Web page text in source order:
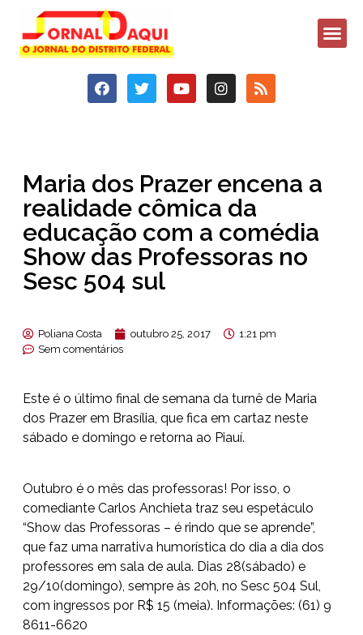
Maria dos Prazer encena a
realidade cômica da
educação com a comédia
Show das Professoras no
Sesc 504 sul
Poliana Costa outubro 25, 2017
1:21 pm
Sem comentários
Este é o último final de semana da turnê de Maria
dos Prazer em Brasília, que fica em cartaz neste
sábado e domingo e retorna ao Piauí.
Outubro é o mês das professoras! Por isso, o
comediante Carlos Anchieta traz seu espetáculo
“Show das Professoras – é rindo que se aprende”,
que faz uma narrativa humorística do dia a dia dos
professores em sala de aula. Dias 28(sábado) e
29/10(domingo), sempre às 20h, no Sesc 504 Sul,
com ingressos por R$ 15 (meia). Informações: (61) 9
8611-6620